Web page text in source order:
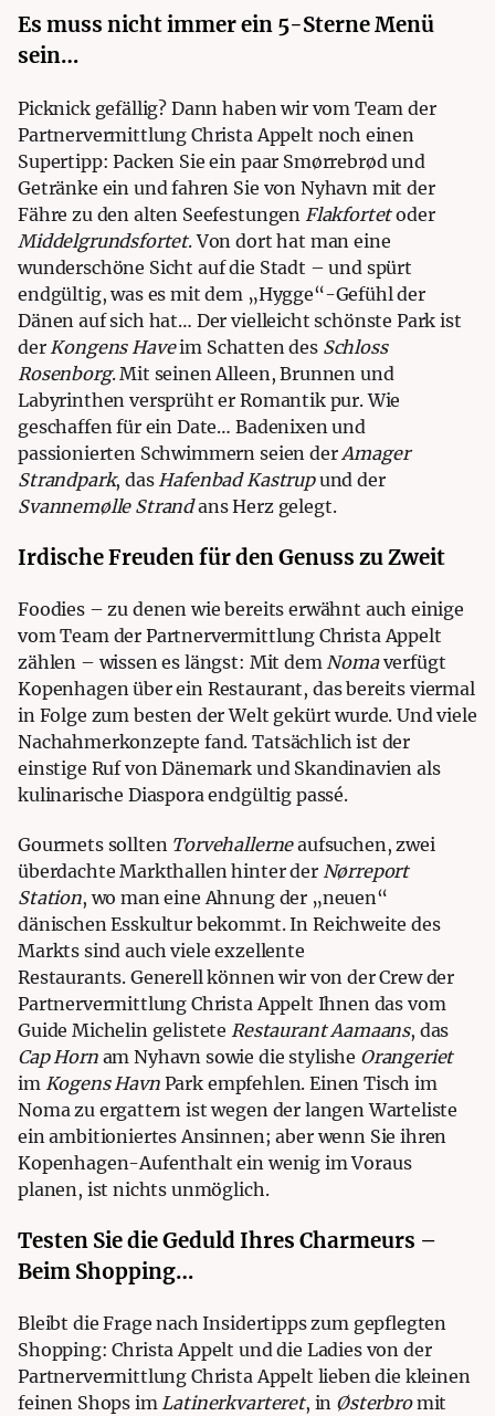
Es muss nicht immer ein 5-Sterne Menü
sein…
Picknick gefällig? Dann haben wir vom Team der
Partnervermittlung Christa Appelt noch einen
Supertipp: Packen Sie ein paar Smørrebrød und
Getränke ein und fahren Sie von Nyhavn mit der
Fähre zu den alten Seefestungen Flakfortetoder
Middelgrundsfortet. Von dort hat man eine
wunderschöne Sicht auf die Stadt – und spürt
endgültig, was es mit dem „Hygge“-Gefühl der
Dänen auf sich hat… Der vielleicht schönste Park ist
der Kongens Haveim Schatten des Schloss
Rosenborg. Mit seinen Alleen, Brunnen und
Labyrinthen versprüht er Romantik pur. Wie
geschaffen für ein Date… Badenixen und
passionierten Schwimmern seien der Amager
Strandpark, das Hafenbad Kastrupund der
Svannemølle Strandans Herz gelegt.
Irdische Freuden für den Genuss zu Zweit
Foodies – zu denen wie bereits erwähnt auch einige
vom Team der Partnervermittlung Christa Appelt
zählen – wissen es längst: Mit dem Nomaverfügt
Kopenhagen über ein Restaurant, das bereits viermal
in Folge zum besten der Welt gekürt wurde. Und viele
Nachahmerkonzepte fand. Tatsächlich ist der
einstige Ruf von Dänemark und Skandinavien als
kulinarische Diaspora endgültig passé.
Gourmets sollten Torvehallerneaufsuchen, zwei
überdachte Markthallen hinter der Nørreport
Station, wo man eine Ahnung der „neuen“
dänischen Esskultur bekommt. In Reichweite des
Markts sind auch viele exzellente
Restaurants. Generell können wir von der Crew der
Partnervermittlung Christa Appelt Ihnen das vom
Guide Michelin gelistete Restaurant Aamaans, das
Cap Hornam Nyhavn sowie die stylishe Orangeriet
im Kogens HavnPark empfehlen.Einen Tisch im
Noma zu ergattern ist wegen der langen Warteliste
ein ambitioniertes Ansinnen; aber wenn Sie ihren
Kopenhagen-Aufenthalt ein wenig im Voraus
planen, ist nichts unmöglich.
Testen Sie die Geduld Ihres Charmeurs –
Beim Shopping…
Bleibt die Frage nach Insidertipps zum gepflegten
Shopping: Christa Appelt und die Ladies von der
Partnervermittlung Christa Appelt lieben die kleinen
feinen Shops im Latinerkvarteret, in Østerbromit